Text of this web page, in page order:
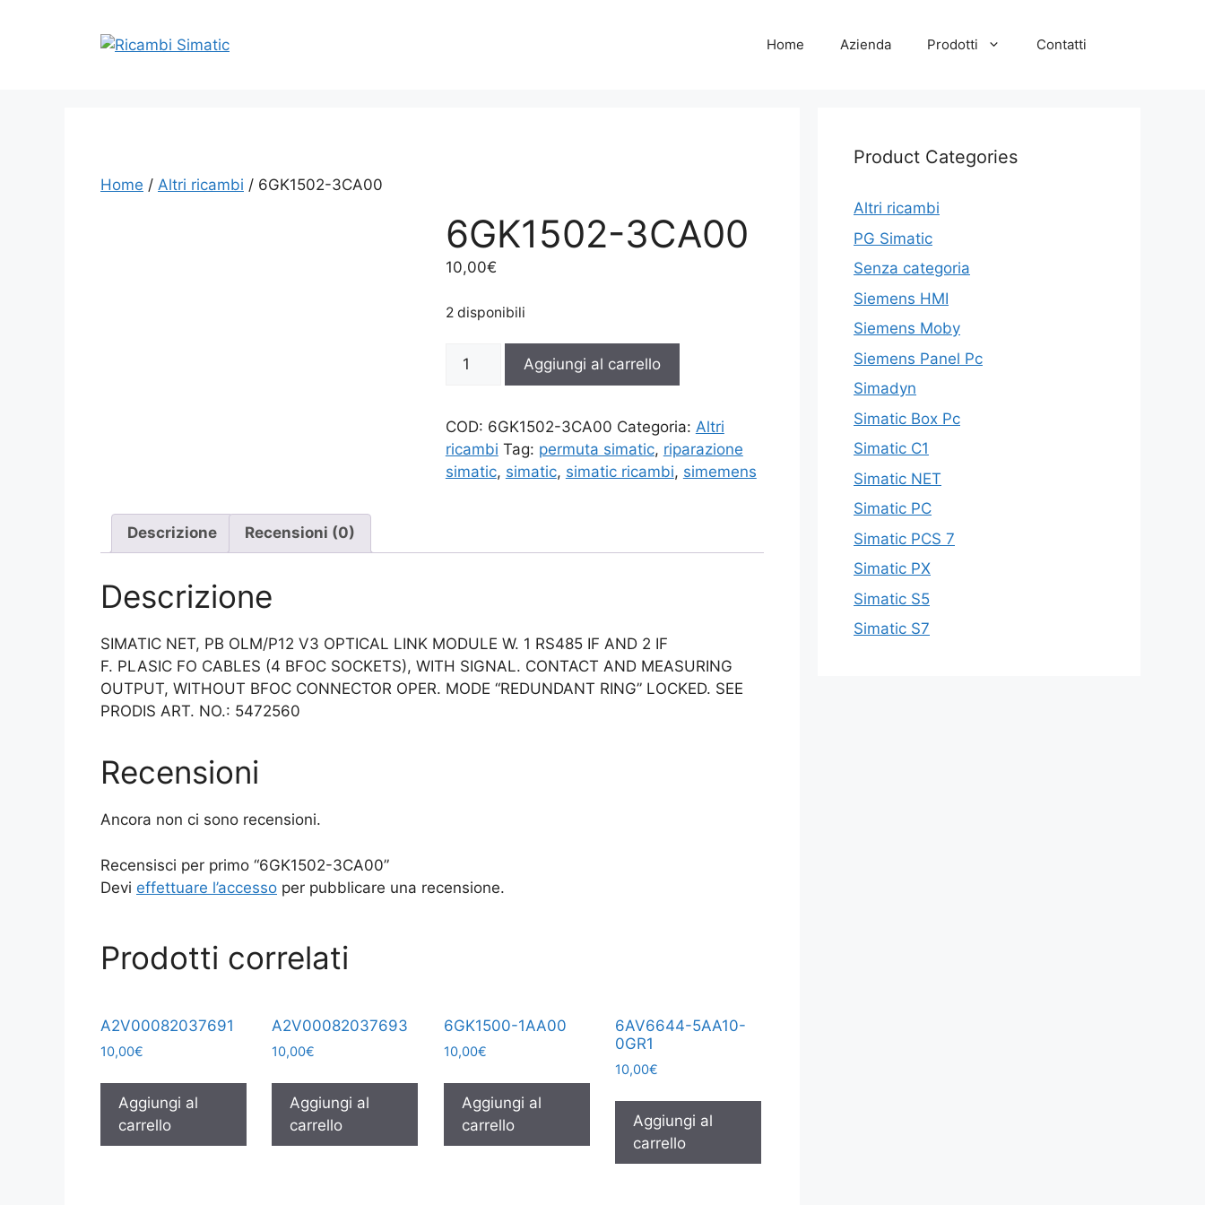
Home Azienda Prodotti Contatti
Home / Altri ricambi / 6GK1502-3CA00
6GK1502-3CA00
10,00€
2 disponibili
3CA00
Aggiungi al carrello
COD: 6GK1502-3CA00 Categoria: Altri
ricambi Tag: permuta simatic, riparazione
simatic, simatic, simatic ricambi, simemens
Descrizione Recensioni (0)
Descrizione
SIMATIC NET, PB OLM/P12 V3 OPTICAL LINK MODULE W. 1 RS485 IF AND 2 IF
F. PLASIC FO CABLES (4 BFOC SOCKETS), WITH SIGNAL. CONTACT AND MEASURING
OUTPUT, WITHOUT BFOC CONNECTOR OPER. MODE “REDUNDANT RING” LOCKED. SEE
PRODIS ART. NO.: 5472560
Recensioni
Ancora non ci sono recensioni.
Recensisci per primo “6GK1502-3CA00”
Devi effettuare l’accesso per pubblicare una recensione.
Prodotti correlati
A2V00082037691
10,00€
Aggiungi al
carrello
A2V00082037693
10,00€
Aggiungi al
carrello
6GK1500-1AA00
10,00€
Aggiungi al
carrello
6AV6644-5AA10-
0GR1
10,00€
Aggiungi al
carrello
Product Categories
Altri ricambi
PG Simatic
Senza categoria
Siemens HMI
Siemens Moby
Siemens Panel Pc
Simadyn
Simatic Box Pc
Simatic C1
Simatic NET
Simatic PC
Simatic PCS 7
Simatic PX
Simatic S5
Simatic S7